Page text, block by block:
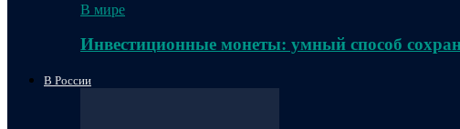
В мире
Инвестиционные монеты: умный способ
В России